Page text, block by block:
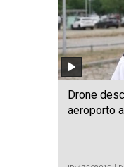
Drone
aeroporto